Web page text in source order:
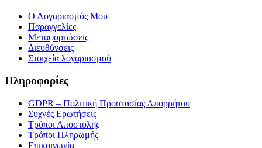
Ο Λογαριασμός Μου
Παραγγελίες
Μεταφορτώσεις
Διευθύνσεις
Στοιχεία λογαριασμού
Πληροφορίες
GDPR – Πολιτική Προστασίας Απορρήτου
Συχνές Eρωτήσεις
Τρόποι Αποστολής
Τρόποι Πληρωμής
Επικοινωνία